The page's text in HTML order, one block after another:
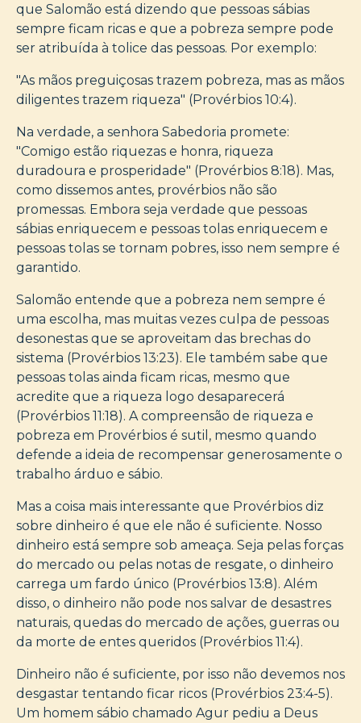
que Salomão está dizendo que pessoas sábias
sempre ficam ricas e que a pobreza sempre pode
ser atribuída à tolice das pessoas. Por exemplo:
"As mãos preguiçosas trazem pobreza, mas as mãos
diligentes trazem riqueza" (Provérbios 10:4).
Na verdade, a senhora Sabedoria promete:
"Comigo estão riquezas e honra, riqueza
duradoura e prosperidade" (Provérbios 8:18). Mas,
como dissemos antes, provérbios não são
promessas. Embora seja verdade que pessoas
sábias enriquecem e pessoas tolas enriquecem e
pessoas tolas se tornam pobres, isso nem sempre é
garantido.
Salomão entende que a pobreza nem sempre é
uma escolha, mas muitas vezes culpa de pessoas
desonestas que se aproveitam das brechas do
sistema (Provérbios 13:23). Ele também sabe que
pessoas tolas ainda ficam ricas, mesmo que
acredite que a riqueza logo desaparecerá
(Provérbios 11:18). A compreensão de riqueza e
pobreza em Provérbios é sutil, mesmo quando
defende a ideia de recompensar generosamente o
trabalho árduo e sábio.
Mas a coisa mais interessante que Provérbios diz
sobre dinheiro é que ele não é suficiente. Nosso
dinheiro está sempre sob ameaça. Seja pelas forças
do mercado ou pelas notas de resgate, o dinheiro
carrega um fardo único (Provérbios 13:8). Além
disso, o dinheiro não pode nos salvar de desastres
naturais, quedas do mercado de ações, guerras ou
da morte de entes queridos (Provérbios 11:4).
Dinheiro não é suficiente, por isso não devemos nos
desgastar tentando ficar ricos (Provérbios 23:4-5).
Um homem sábio chamado Agur pediu a Deus